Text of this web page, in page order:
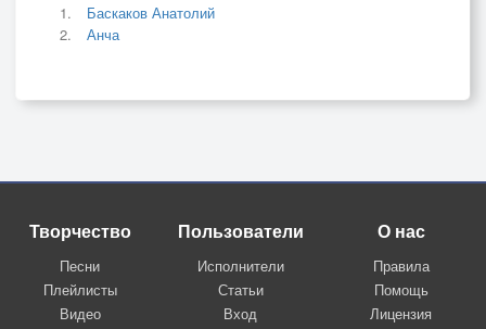
Баскаков Анатолий
Анча
Творчество
Песни
Плейлисты
Видео
Пользователи
Исполнители
Статьи
Вход
О нас
Правила
Помощь
Лицензия